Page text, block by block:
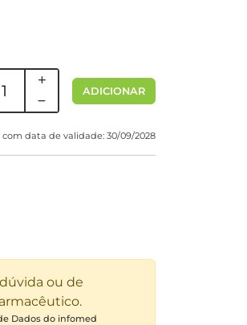
ADICIONAR
data de validade: 30/09/2028
ou de
Dados do infomed